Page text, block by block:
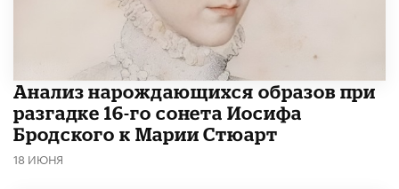
Анализ нарождающихся образов при
разгадке 16-го сонета Иосифа
Бродского к Марии Стюарт
18 ИЮНЯ